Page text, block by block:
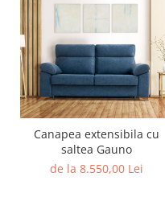
Canapea extensibila cu
saltea Gauno
de la 8.550,00 Lei